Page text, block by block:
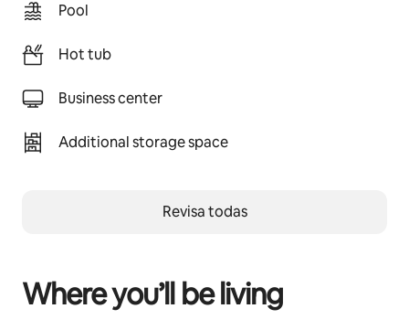
Pool
Hot tub
Business center
Additional storage space
Revisa todas
Where you’ll be living